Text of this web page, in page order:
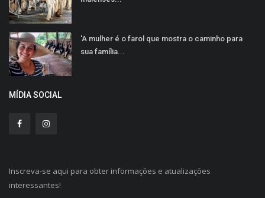
'A mulher é o farol que mostra o caminho para
sua família...
MÍDIA SOCIAL
Inscreva-se aqui para obter informações e atualizações
interessantes!